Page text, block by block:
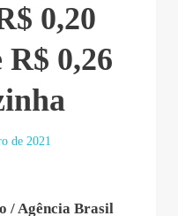
0,20
R$ 0,26
de 2021
/ Agência Brasil